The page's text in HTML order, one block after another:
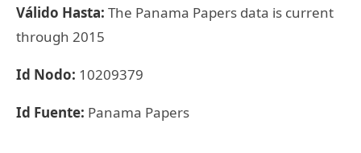
Válido Hasta: The Panama Papers data is current
through 2015
Id Nodo: 10209379
Id Fuente: Panama Papers